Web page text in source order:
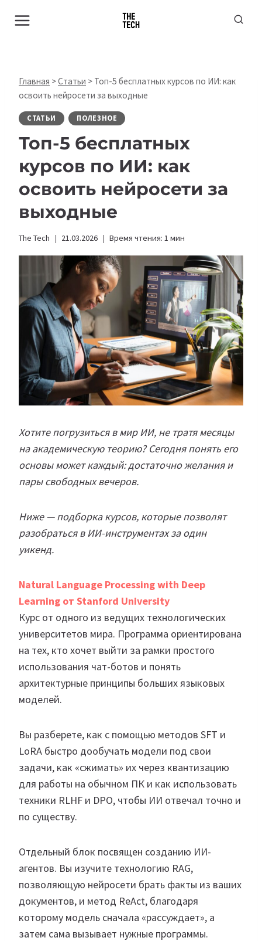
Главная >Статьи > Топ-5 бесплатных курсов по ИИ: как
освоить нейросети за выходные
СТАТЬИ ПОЛЕЗНОЕ
Топ-5 бесплатных
курсов по ИИ: как
освоить нейросети за
выходные
The Tech 21.03.2026 Время чтения: 1 мин
Хотите погрузиться в мир ИИ, не тратя месяцы
на академическую теорию? Сегодня понять его
основы может каждый: достаточно желания и
пары свободных вечеров.
Ниже — подборка курсов, которые позволят
разобраться в ИИ-инструментах за один
уикенд.
Natural Language Processing with Deep
Learning от Stanford University
Курс от одного из ведущих технологических
университетов мира. Программа ориентирована
на тех, кто хочет выйти за рамки простого
использования чат-ботов и понять
архитектурные принципы больших языковых
моделей.
Вы разберете, как с помощью методов SFT и
LoRA быстро дообучать модели под свои
задачи, как «сжимать» их через квантизацию
для работы на обычном ПК и как использовать
техники RLHF и DPO, чтобы ИИ отвечал точно и
по существу.
Отдельный блок посвящен созданию ИИ-
агентов. Вы изучите технологию RAG,
позволяющую нейросети брать факты из ваших
документов, и метод ReAct, благодаря
которому модель сначала «рассуждает», а
затем сама вызывает нужные программы.